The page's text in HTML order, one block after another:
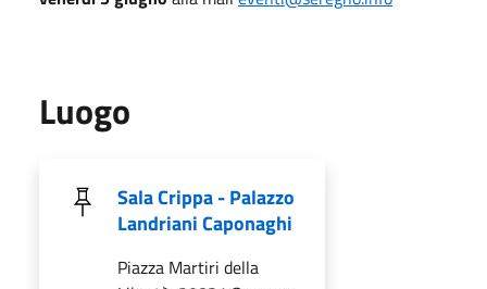
Luogo
Sala Crippa - Palazzo
Landriani Caponaghi
Piazza Martiri della